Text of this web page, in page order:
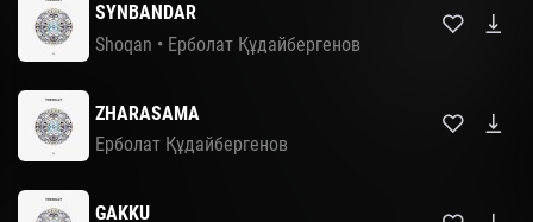
SYNBANDAR
Shoqan • Ерболат Құдайбергенов
ZHARASAMA
Ерболат Құдайбергенов
GAKKU